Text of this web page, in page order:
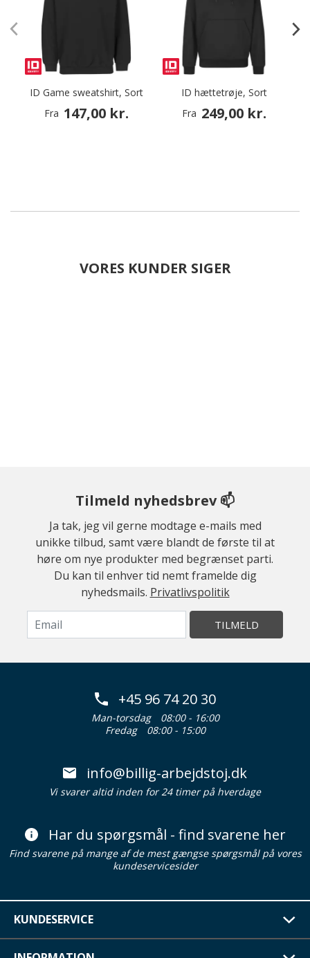
ID Game sweatshirt, Sort
Fra 147,00 kr.
ID hættetrøje, Sort
Fra 249,00 kr.
VORES KUNDER SIGER
Tilmeld nyhedsbrev 📫
Ja tak, jeg vil gerne modtage e-mails med
unikke tilbud, samt være blandt de første til at
høre om nye produkter med begrænset parti.
Du kan til enhver tid nemt framelde dig
nyhedsmails. Privatlivspolitik
TILMELD
+45 96 74 20 30
Man-torsdag
08:00 - 16:00
Fredag
08:00 - 15:00
info@billig-arbejdstoj.dk
Vi svarer altid inden for 24 timer på hverdage
Har du spørgsmål - find svarene her
Find svarene på mange af de mest gængse spørgsmål på vores
kundeservicesider
KUNDESERVICE